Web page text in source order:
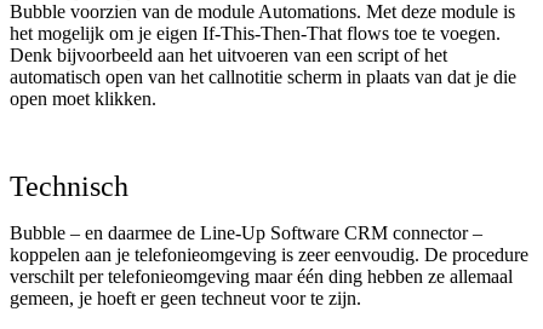
Bubble voorzien van de module Automations. Met deze module is
het mogelijk om je eigen If-This-Then-That flows toe te voegen.
Denk bijvoorbeeld aan het uitvoeren van een script of het
automatisch open van het callnotitie scherm in plaats van dat je die
open moet klikken.
Technisch
Bubble – en daarmee de Line-Up Software CRM connector –
koppelen aan je telefonieomgeving is zeer eenvoudig. De procedure
verschilt per telefonieomgeving maar één ding hebben ze allemaal
gemeen, je hoeft er geen techneut voor te zijn.